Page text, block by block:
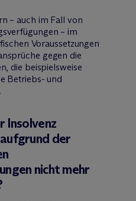
– auch im Fall von
– im
Voraussetzungen
gegen die
die beispielsweise
Betriebs- und
Insolvenz
der
nicht mehr